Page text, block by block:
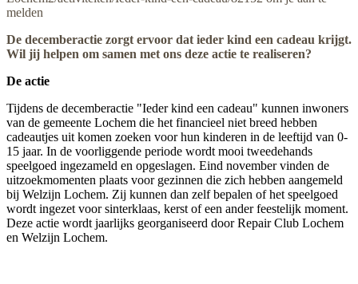
melden
De decemberactie zorgt ervoor dat ieder kind een cadeau krijgt.
Wil jij helpen om samen met ons deze actie te realiseren?
De actie
Tijdens de decemberactie "Ieder kind een cadeau" kunnen inwoners
van de gemeente Lochem die het financieel niet breed hebben
cadeautjes uit komen zoeken voor hun kinderen in de leeftijd van 0-
15 jaar. In de voorliggende periode wordt mooi tweedehands
speelgoed ingezameld en opgeslagen. Eind november vinden de
uitzoekmomenten plaats voor gezinnen die zich hebben aangemeld
bij Welzijn Lochem. Zij kunnen dan zelf bepalen of het speelgoed
wordt ingezet voor sinterklaas, kerst of een ander feestelijk moment.
Deze actie wordt jaarlijks georganiseerd door Repair Club Lochem
en Welzijn Lochem.